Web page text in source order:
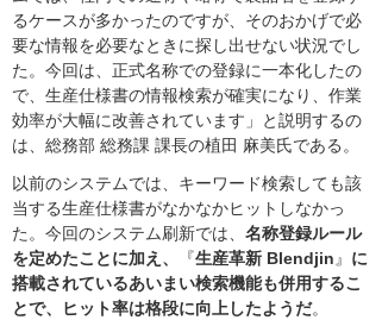
るケースが多かったのですが、そのおかげで必
要な情報を必要なときに探し出せない状況でし
た。今回は、正式名称での登録に一本化したの
で、生産仕様書の情報検索が確実になり、作業
効率が大幅に改善されています」と説明するの
は、総務部 総務課 課長の植田 麻美氏である。
以前のシステムでは、キーワード検索しても該
当する生産仕様書がなかなかヒットしなかっ
た。今回のシステム刷新では、 名称登録ルール
を定めたことに加え、
『生産革新 Blendjin』 に
搭載されているあいまい検索機能も併用するこ
とで、ヒット率は格段に向上したようだ。